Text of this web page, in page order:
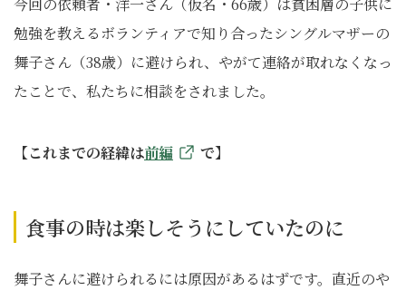
勉強を教えるボランティアで知り合ったシングルマザーの
舞子さん（38歳）に避けられ、やがて連絡が取れなくなっ
たことで、私たちに相談をされました。
【これまでの経緯は前編 で】
食事の時は楽しそうにしていたのに
舞子さんに避けられるには原因があるはずです。直近のや